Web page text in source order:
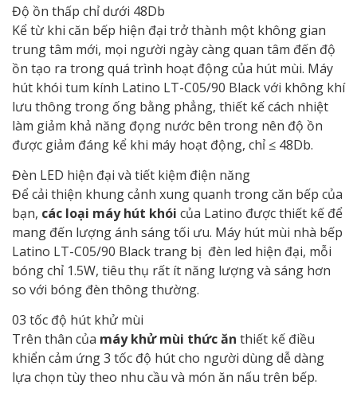
Độ ồn thấp chỉ dưới 48Db
Kể từ khi căn bếp hiện đại trở thành một không gian
trung tâm mới, mọi người ngày càng quan tâm đến độ
ồn tạo ra trong quá trình hoạt động của hút mùi. Máy
hút khói tum kính Latino LT-C05/90 Black với không khí
lưu thông trong ống bằng phẳng, thiết kế cách nhiệt
làm giảm khả năng đọng nước bên trong nên độ ồn
được giảm đáng kể khi máy hoạt động, chỉ ≤ 48Db.
Đèn LED hiện đại và tiết kiệm điện năng
Để cải thiện khung cảnh xung quanh trong căn bếp của
bạn, các loại máy hút khói của Latino được thiết kế để
mang đến lượng ánh sáng tối ưu. Máy hút mùi nhà bếp
Latino LT-C05/90 Black trang bị đèn led hiện đại, mỗi
bóng chỉ 1.5W, tiêu thụ rất ít năng lượng và sáng hơn
so với bóng đèn thông thường.
03 tốc độ hút khử mùi
Trên thân của máy khử mùi thức ăn thiết kế điều
khiển cảm ứng 3 tốc độ hút cho người dùng dễ dàng
lựa chọn tùy theo nhu cầu và món ăn nấu trên bếp.